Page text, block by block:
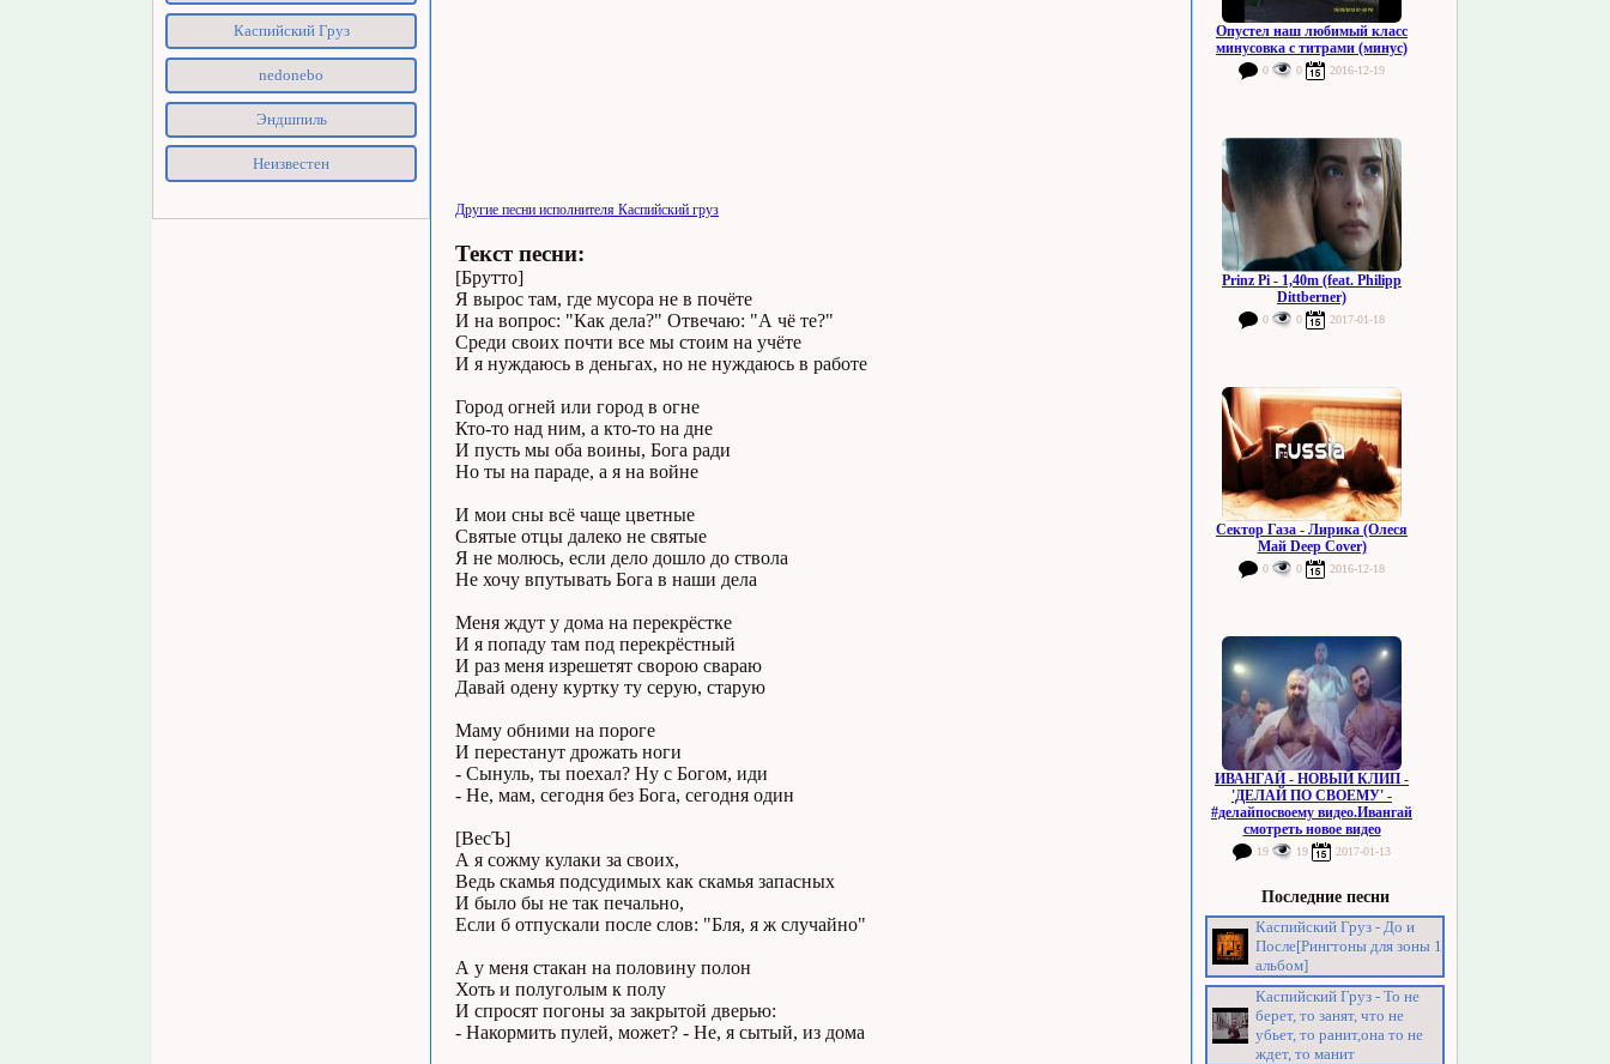
Каспийский Груз
nedonebo
Эндшпиль
Неизвестен
Другие песни исполнителя Каспийский груз
Текст песни:
[Брутто]
Я вырос там, где мусора не в почёте
И на вопрос: "Как дела?" Отвечаю: "А чё те?"
Среди своих почти все мы стоим на учёте
И я нуждаюсь в деньгах, но не нуждаюсь в работе
Город огней или город в огне
Кто-то над ним, а кто-то на дне
И пусть мы оба воины, Бога ради
Но ты на параде, а я на войне
И мои сны всё чаще цветные
Святые отцы далеко не святые
Я не молюсь, если дело дошло до ствола
Не хочу впутывать Бога в наши дела
Меня ждут у дома на перекрёстке
И я попаду там под перекрёстный
И раз меня изрешетят сворою свараю
Давай одену куртку ту серую, старую
Маму обними на пороге
И перестанут дрожать ноги
- Сынуль, ты поехал? Ну с Богом, иди
- Не, мам, сегодня без Бога, сегодня один
[ВесЪ]
А я сожму кулаки за своих,
Ведь скамья подсудимых как скамья запасных
И было бы не так печально,
Если б отпускали после слов: "Бля, я ж случайно"
А у меня стакан на половину полон
Хоть и полуголым к полу
И спросят погоны за закрытой дверью:
- Накормить пулей, может? - Не, я сытый, из дома
Опустел наш любимый класс
минусовка с титрами (минус)
0 0 2016-12-19
Prinz Pi - 1,40m (feat. Philipp
Dittberner)
0 0 2017-01-18
Сектор Газа - Лирика (Олеся
Май Deep Cover)
0 0 2016-12-18
ИВАНГАЙ - НОВЫЙ КЛИП -
'ДЕЛАЙ ПО СВОЕМУ' -
#делайпосвоему видео.Ивангай
смотреть новое видео
19 19 2017-01-13
Последние песни
Каспийский Груз - До и
После[Рингтоны для зоны 1
альбом]
Каспийский Груз - То не
берет, то занят, что не
убьет, то ранит,она то не
ждет, то манит